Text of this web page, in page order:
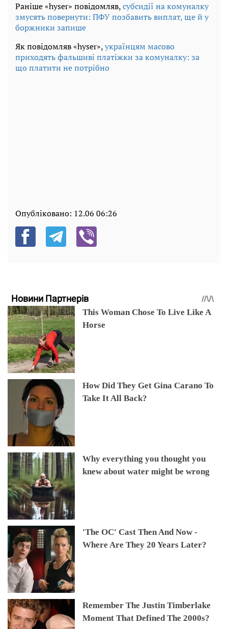
Раніше «hyser» повідомляв,субсидії на комуналку
змусять повернути: ПФУ позбавить виплат, ще й у
боржники запише
Як повідомляв «hyser»,українцям масово
приходять фальшиві платіжки за комуналку: за
що платити не потрібно
Опубліковано: 12.06 06:26